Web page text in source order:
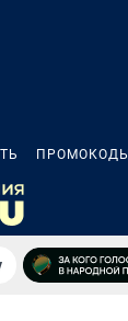
ПРОМОКОДЫ